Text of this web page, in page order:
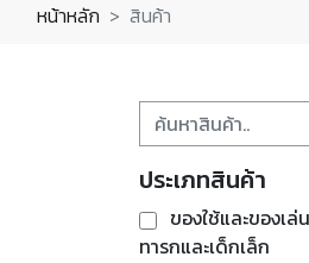
หน้าหลัก สินค้า
ประเภทสินค้า
ของใช้และของเล่
ทารกและเด็กเล็ก